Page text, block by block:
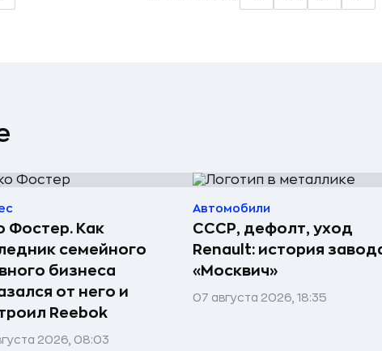
Фостер. Как
семейного
бизнеса
от него и
Reebok
2026, 08:03
Автомобили
СССР, дефолт, уход
Renault: история
«Москвич»
07 августа 2026, 18:35